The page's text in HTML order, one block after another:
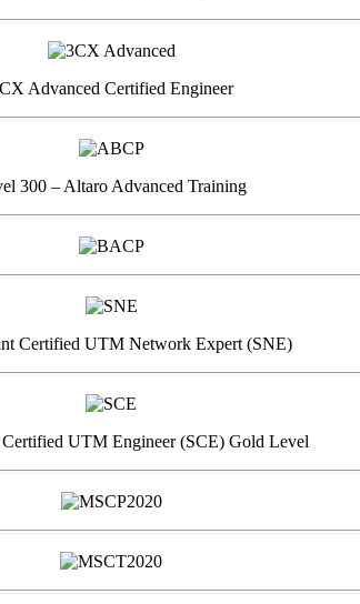
Advanced Certified Engineer
300 – Altaro Advanced Training
Certified UTM Network Expert (SNE)
Certified UTM Engineer (SCE) Gold Level